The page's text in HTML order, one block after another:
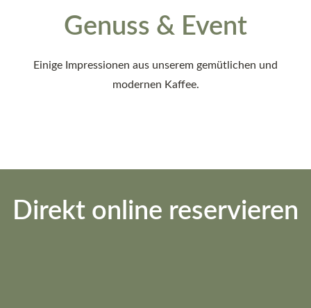
Genuss & Event
Einige Impressionen aus unserem gemütlichen und
modernen Kaffee.
Direkt online reservieren